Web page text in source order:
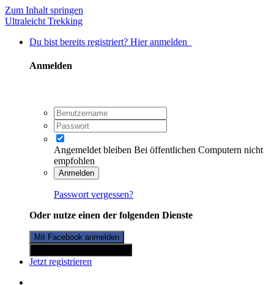
Zum Inhalt springen
Ultraleicht Trekking
Du bist bereits registriert? Hier anmelden
Anmelden
Angemeldet bleiben Bei öffentlichen Computern nicht
empfohlen
Anmelden
Passwort vergessen?
Oder nutze einen der folgenden Dienste
Mit Facebook anmelden
Jetzt registrieren